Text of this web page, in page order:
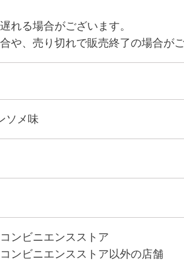
れる場合がございます。
や、売り切れで販売終了の場合が
ソメ味
ンビニエンスストア
ンビニエンスストア以外の店舗